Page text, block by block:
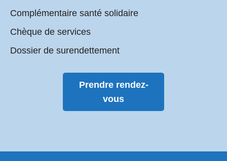
Complémentaire santé solidaire
Chèque de services
Dossier de surendettement
Prendre rendez-
vous